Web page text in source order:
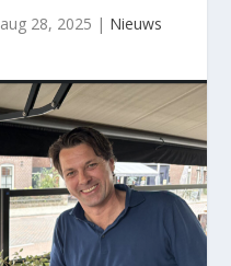
aug 28, 2025 | Nieuws